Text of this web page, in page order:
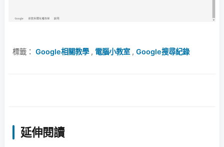
標籤： Google相關教學, 電腦小教室 , Google搜尋紀錄
延伸閱讀